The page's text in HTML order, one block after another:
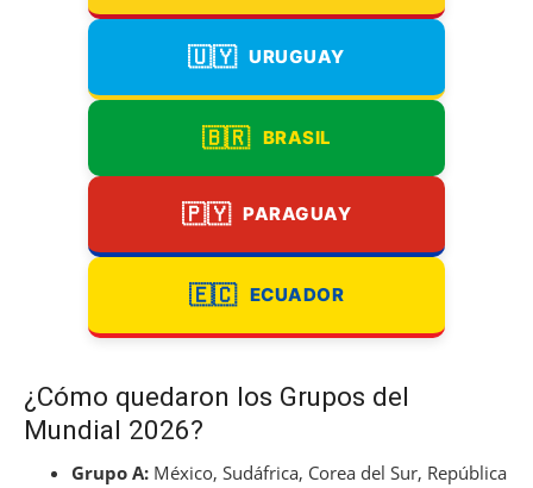
🇺🇾 URUGUAY
🇧🇷 BRASIL
🇵🇾 PARAGUAY
🇪🇨 ECUADOR
¿Cómo quedaron los Grupos del
Mundial 2026?
Grupo A: México, Sudáfrica, Corea del Sur, República